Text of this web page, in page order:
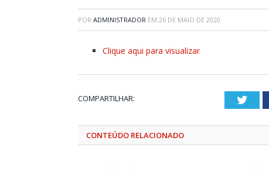
POR ADMINISTRADOR EM 26 DE MAIO DE 2020
Clique aqui para visualizar
COMPARTILHAR:
CONTEÚDO RELACIONADO